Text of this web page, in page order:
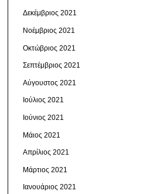
Δεκέμβριος 2021
Νοέμβριος 2021
Οκτώβριος 2021
Σεπτέμβριος 2021
Αύγουστος 2021
Ιούλιος 2021
Ιούνιος 2021
Μάιος 2021
Απρίλιος 2021
Μάρτιος 2021
Ιανουάριος 2021